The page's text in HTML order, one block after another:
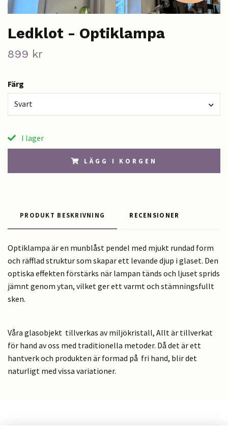
Ledklot - Optiklampa
899 kr
Färg
Svart
I lager
LÄGG I KORGEN
PRODUKT BESKRIVNING RECENSIONER
Optiklampa är en munblåst pendel med mjukt rundad form
och räfflad struktur som skapar ett levande djup i glaset. Den
optiska effekten förstärks när lampan tänds och ljuset sprids
jämnt genom ytan, vilket ger ett varmt och stämningsfullt
sken.
Våra glasobjekt tillverkas av miljökristall, Allt är tillverkat
för hand av oss med traditionella metoder. Då det är ett
hantverk och produkten är formad på fri hand, blir det
naturligt med vissa variationer.